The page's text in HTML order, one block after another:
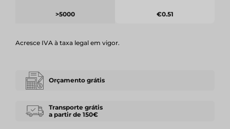
>5000 €0.51
Acresce IVA à taxa legal em vigor.
Orçamento grátis
Transporte grátis
a partir de 150€